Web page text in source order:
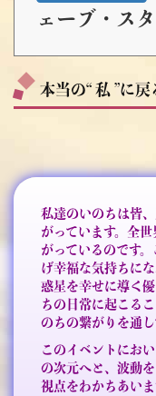
ェーブ・ス
本当の“ 私 ”に
私達のいのちは皆
がっています。全
がっているのです
げ幸福な気持ちに
惑星を幸せに導く
ちの日常に起こる
のちの繋がりを通し
このイベントにお
の次元へと、波動
視点をわかちあい